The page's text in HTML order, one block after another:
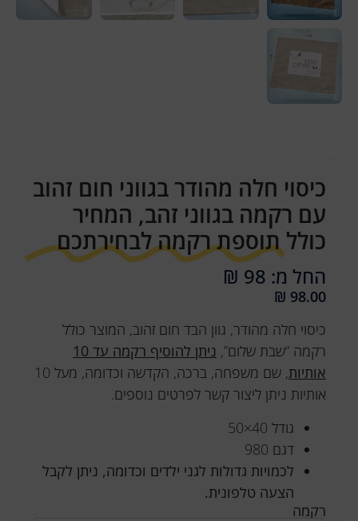
כיסוי חלה מהודר בגווני חום זהוב
עם רקמה בגווני זהב, המחיר
כולל תוספת רקמה לבחירתכם
החל מ: 98 ₪
₪ 98.00
כיסוי חלה מהודר, גוון הבד חום זהוב, המוצר כולל
רקמה “שבת שלום”,
ניתן להוסיף רקמה עד 10
אותיות
, שם משפחה, ברכה, הקדשה וכדומה, מעל 10
אותיות ניתן ליצור קשר לפרטים נוספים.
גודל 40×50
דגם 980
לכמויות גדולות לגני ילדים וכדומה, ניתן לקבל
הצעה טלפונית.
רקמה